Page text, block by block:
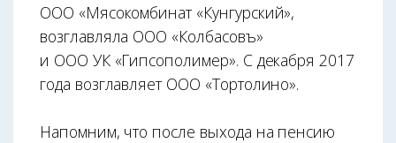
ООО «Мясокомбинат «Кунгурский»,
возглавляла ООО «Колбасовъ»
и ООО УК «Гипсополимер». С декабря 2017
года возглавляет ООО «Тортолино».
Напомним, что после выхода на пенсию